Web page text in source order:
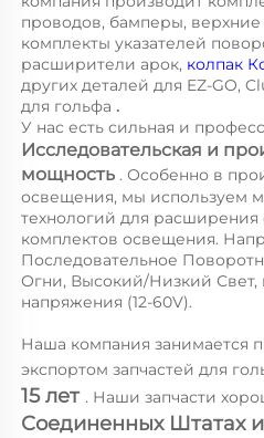
проводов, бамперы, верхние
комплекты указателей
расширители арок, колпак
других деталей для EZ-GO,
для гольфа .
Исследовательская и
мощность . Особенно в
освещения, мы используем
технологий для
комплектов освещения.
Последовательное
Огни, Высокий/Низкий
напряжения (12-60V).
Наша компания занимается
экспортом запчастей для
15 лет
Соединенных Штатах